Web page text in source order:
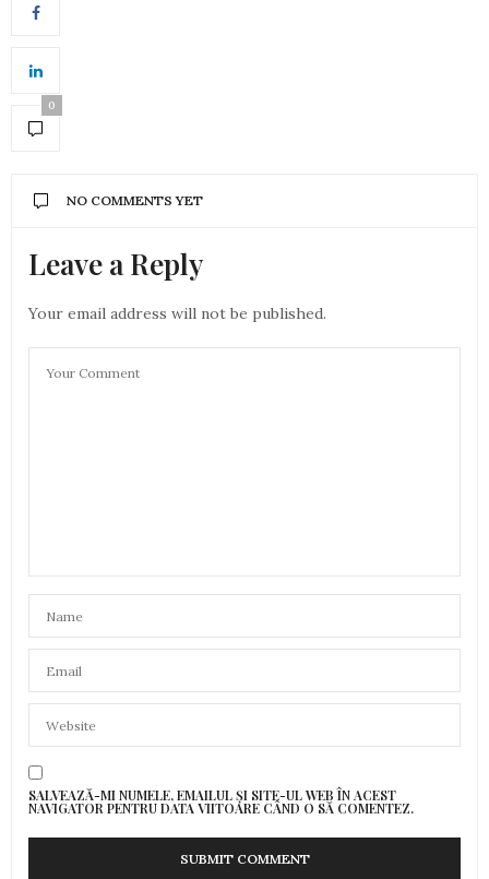
0
NO COMMENTS YET
Leave a Reply
Your email address will not be published.
SALVEAZĂ-MI NUMELE, EMAILUL ȘI SITE-UL WEB ÎN ACEST
NAVIGATOR PENTRU DATA VIITOARE CÂND O SĂ COMENTEZ.